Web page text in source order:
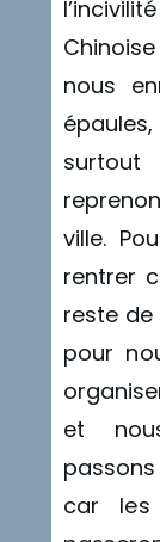
l’incivilité
nous
surtout
ville.
rentrer
reste
pour
et
car les